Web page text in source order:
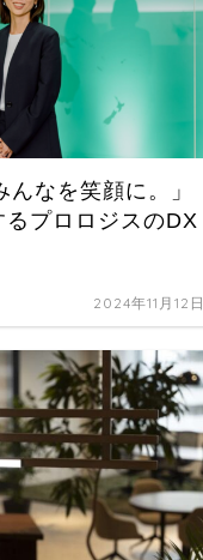
なを笑顔に。」
プロロジスのDX
2024年11月12日